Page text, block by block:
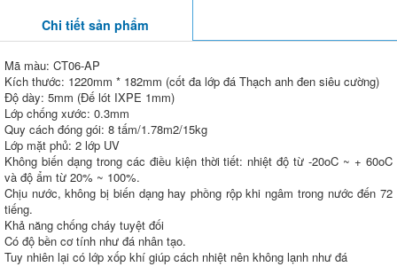
Chi tiết sản phẩm
Mã màu: CT06-AP
Kích thước: 1220mm * 182mm (cốt đa lớp đá Thạch anh đen siêu cường)
Độ dày: 5mm (Đế lót IXPE 1mm)
Lớp chống xước: 0.3mm
Quy cách đóng gói: 8 tấm/1.78m2/15kg
Lớp mặt phủ: 2 lớp UV
Không biến dạng trong các điều kiện thời tiết: nhiệt độ từ -20oC ~ + 60oC
và độ ẩm từ 20% ~ 100%.
Chịu nước, không bị biến dạng hay phồng rộp khi ngâm trong nước đến 72
tiếng.
Khả năng chống cháy tuyệt đối
Có độ bền cơ tính như đá nhân tạo.
Tuy nhiên lại có lớp xốp khí giúp cách nhiệt nên không lạnh như đá